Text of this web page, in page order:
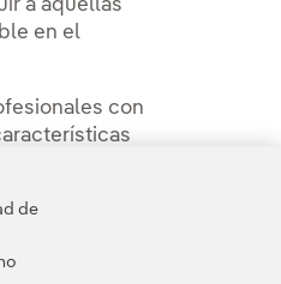
a aquellas
en el
con
de
de